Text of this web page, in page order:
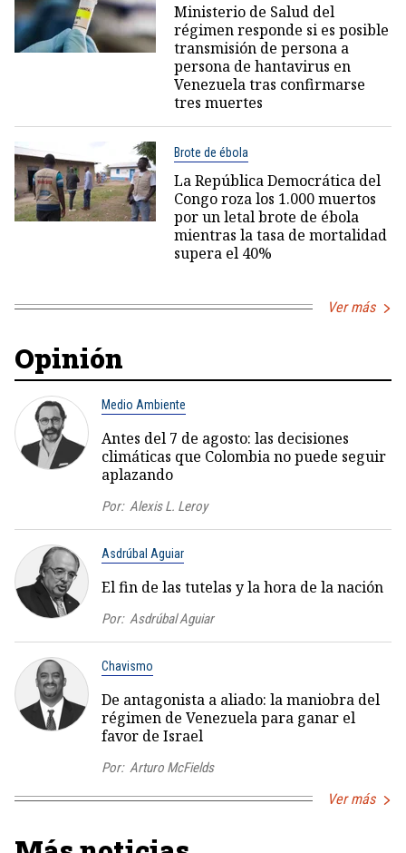
Ministerio de Salud del
régimen responde si es posible
transmisión de persona a
persona de hantavirus en
Venezuela tras confirmarse
tres muertes
Brote de ébola
La República Democrática del
Congo roza los 1.000 muertos
por un letal brote de ébola
mientras la tasa de mortalidad
supera el 40%
Ver más
Opinión
Medio Ambiente
Antes del 7 de agosto: las decisiones
climáticas que Colombia no puede seguir
aplazando
Por: Alexis L. Leroy
Asdrúbal Aguiar
El fin de las tutelas y la hora de la nación
Por: Asdrúbal Aguiar
Chavismo
De antagonista a aliado: la maniobra del
régimen de Venezuela para ganar el
favor de Israel
Por: Arturo McFields
Ver más